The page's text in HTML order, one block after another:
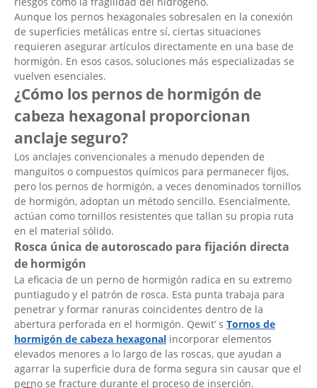
Aunque los pernos hexagonales sobresalen en la conexión
de superficies metálicas entre sí, ciertas situaciones
requieren asegurar artículos directamente en una base de
hormigón. En esos casos, soluciones más especializadas se
vuelven esenciales.
¿Cómo los pernos de hormigón de
cabeza hexagonal proporcionan
anclaje seguro?
Los anclajes convencionales a menudo dependen de
manguitos o compuestos químicos para permanecer fijos,
pero los pernos de hormigón, a veces denominados tornillos
de hormigón, adoptan un método sencillo. Esencialmente,
actúan como tornillos resistentes que tallan su propia ruta
en el material sólido.
Rosca única de autoroscado para fijación directa
de hormigón
La eficacia de un perno de hormigón radica en su extremo
puntiagudo y el patrón de rosca. Esta punta trabaja para
penetrar y formar ranuras coincidentes dentro de la
abertura perforada en el hormigón. Qewit’ s Tornos de
hormigón de cabeza hexagonal incorporar elementos
elevados menores a lo largo de las roscas, que ayudan a
agarrar la superficie dura de forma segura sin causar que el
perno se fracture durante el proceso de inserción.